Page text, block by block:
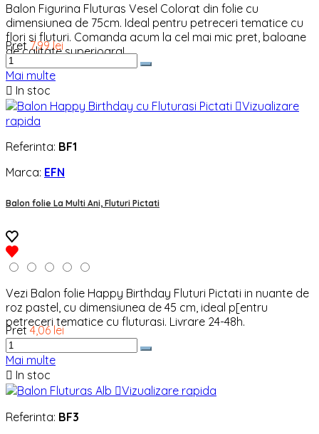
Balon Figurina Fluturas Vesel Colorat din folie cu
dimensiunea de 75cm. Ideal pentru petreceri tematice cu
flori si fluturi. Comanda acum la cel mai mic pret, baloane
de calitate superioara!
Pret 7,99 lei
Mai multe
 In stoc
Vizualizare
rapida
Referinta: BF1
Marca: EFN
Balon folie La Multi Ani, Fluturi Pictati
Vezi Balon folie Happy Birthday Fluturi Pictati in nuante de
roz pastel, cu dimensiunea de 45 cm, ideal p[entru
petreceri tematice cu fluturasi. Livrare 24-48h.
Pret 4,06 lei
Mai multe
 In stoc
Vizualizare rapida
Referinta: BF3